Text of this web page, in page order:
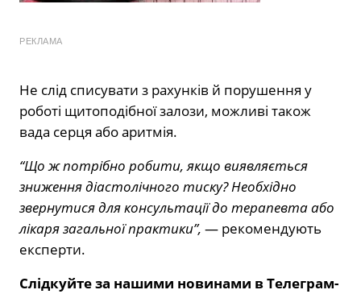
РЕКЛАМА
Не слід списувати з рахунків й порушення у
роботі щитоподібної залози, можливі також
вада серця або аритмія.
“Що ж потрібно робити, якщо виявляється
зниження діастолічного тиску? Необхідно
звернутися для консультації до терапевта або
лікаря загальної практики”, — рекомендують
експерти.
Слідкуйте за нашими новинами в Телеграм-